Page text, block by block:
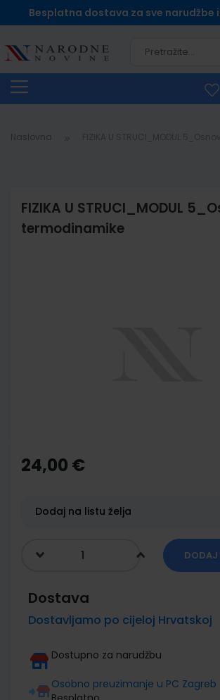
Besplatna dostava za sve narudžbe
Naslovna
FIZIKA U STRUCI_MODUL
termodinamike
the
beginning
gallery
24,00 €
Dodaj na listu želja
DODAJ
Dostava
Dostavljamo po cijeloj Hrvatskoj
Dostupno za narudžbu
Osobno preuzimanje u PC Zagreb